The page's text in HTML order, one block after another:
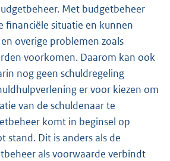
Met budgetbeheer
financiële situatie en kunnen
overige problemen zoals
voorkomen. Daarom kan ook
nog geen schuldregeling
er voor kiezen om
van de schuldenaar te
komt in beginsel op
stand. Dit is anders als de
als voorwaarde verbindt